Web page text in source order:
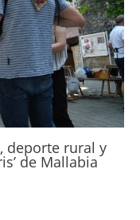
deporte rural y
de Mallabia